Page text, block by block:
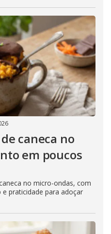
caneca no
em poucos
no micro-ondas, com
praticidade para adoçar